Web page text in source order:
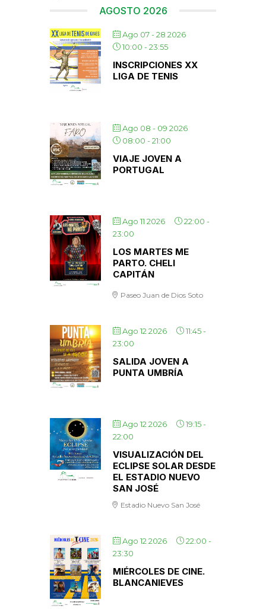
AGOSTO 2026
Ago 07 - 28 2026
10:00 -23:55
INSCRIPCIONES XX
LIGA DE TENIS
Ago 08 - 09 2026
08:00 -21:00
VIAJE JOVEN A
PORTUGAL
Ago 11 2026 22:00 -
23:00
LOS MARTES ME
PARTO. CHELI
CAPITÁN
Paseo Juan de Dios Soto
Ago 12 2026 11:45-
23:00
SALIDA JOVEN A
PUNTA UMBRÍA
Ago 12 2026 19:15-
22:00
VISUALIZACIÓN DEL
ECLIPSE SOLAR DESDE
EL ESTADIO NUEVO
SAN JOSÉ
Estadio Nuevo San José
Ago 12 2026 22:00 -
23:30
MIÉRCOLES DE CINE.
BLANCANIEVES